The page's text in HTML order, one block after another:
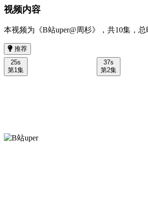
视频内容
本视频为《B站uper@周杉》，共10集，
推荐
25s
第1集
37s
第2集